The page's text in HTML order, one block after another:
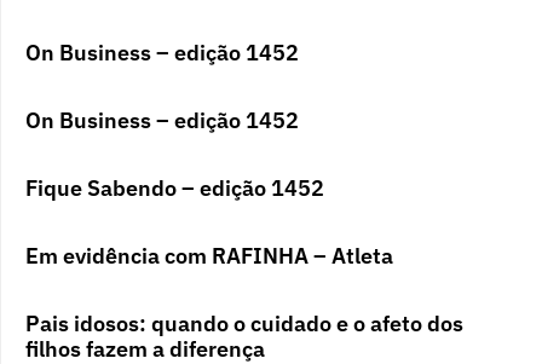
On Business – edição 1452
On Business – edição 1452
Fique Sabendo – edição 1452
Em evidência com RAFINHA – Atleta
Pais idosos: quando o cuidado e o afeto dos
filhos fazem a diferença